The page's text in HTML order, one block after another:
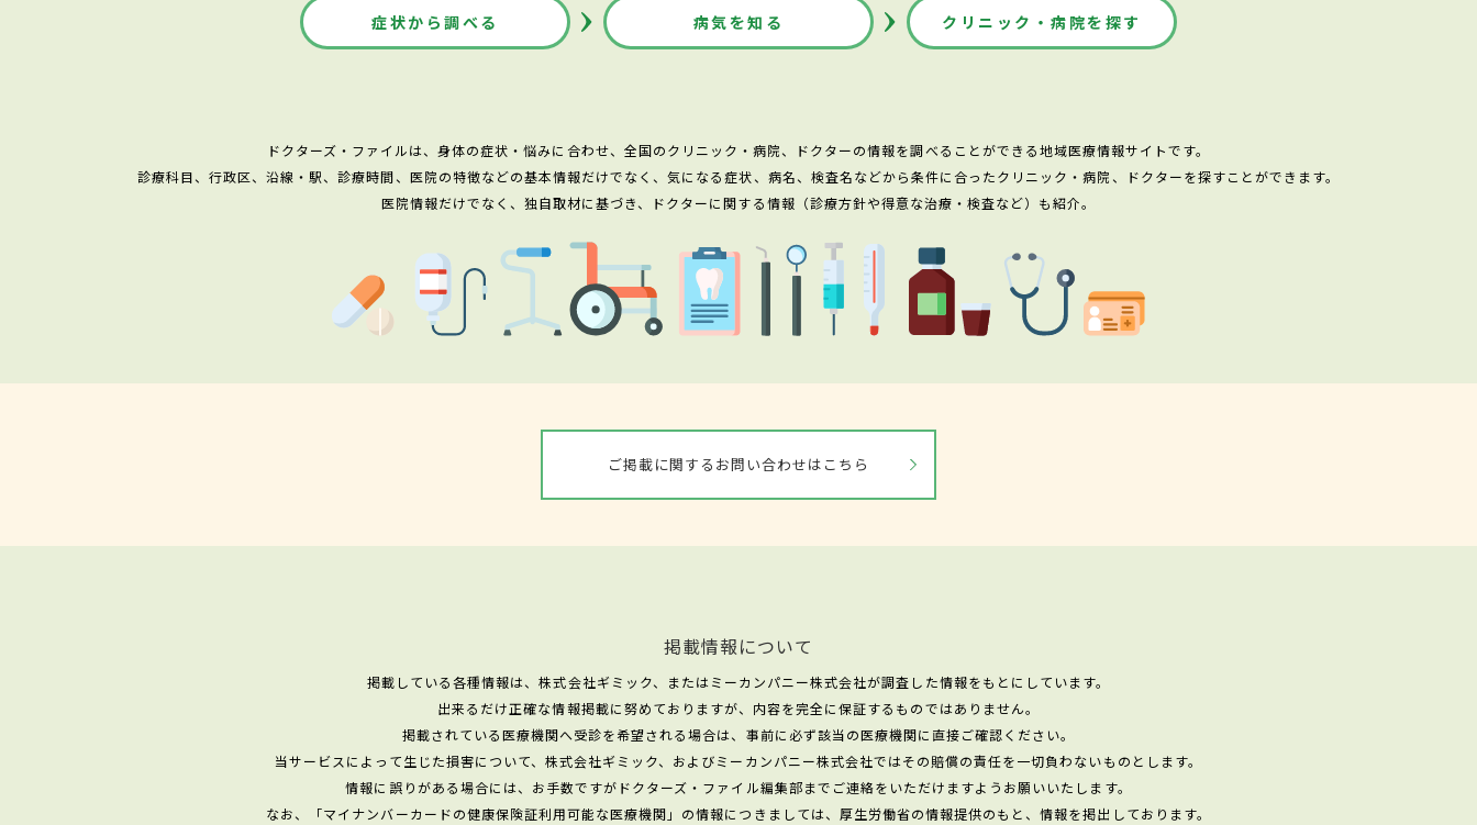
症状から調べる 病気を知る クリニック・病院を探す
ドクターズ・ファイルは、身体の症状・悩みに合わせ、全国のクリニック・病院、ドクターの情報を調べることができる地域医療情報サイトです。
診療科目、行政区、沿線・駅、診療時間、医院の特徴などの基本情報だけでなく、気になる症状、病名、検査名などから条件に合ったクリニック・病院、ドクターを探すことができます。
医院情報だけでなく、独自取材に基づき、ドクターに関する情報（診療方針や得意な治療・検査など）も紹介。
ご掲載に関するお問い合わせはこちら
掲載情報について
掲載している各種情報は、株式会社ギミック、またはミーカンパニー株式会社が調査した情報をもとにしています。
出来るだけ正確な情報掲載に努めておりますが、内容を完全に保証するものではありません。
掲載されている医療機関へ受診を希望される場合は、事前に必ず該当の医療機関に直接ご確認ください。
当サービスによって生じた損害について、株式会社ギミック、およびミーカンパニー株式会社ではその賠償の責任を一切負わないものとします。
情報に誤りがある場合には、お手数ですがドクターズ・ファイル編集部までご連絡をいただけますようお願いいたします。
なお、「マイナンバーカードの健康保険証利用可能な医療機関」の情報につきましては、厚生労働省の情報提供のもと、情報を掲出しております。